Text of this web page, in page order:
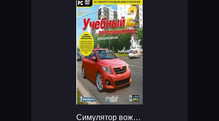
Симулятор вождения автомобиля...